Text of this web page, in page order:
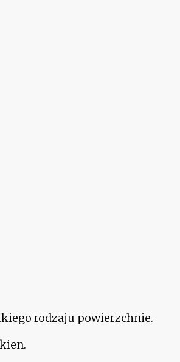
rodzaju powierzchnie.